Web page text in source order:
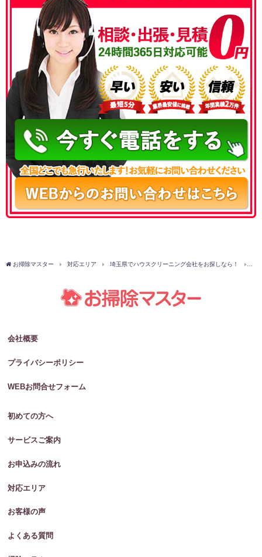
050-3177-5687
お掃除マスター 対応エリア 埼玉県でハウスクリーニング会社をお探しなら！
会社概要
プライバシーポリシー
WEBお問合せフォーム
初めての方へ
サービスご案内
お申込みの流れ
対応エリア
お客様の声
よくある質問